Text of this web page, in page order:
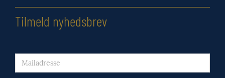
Tilmeld nyhedsbrev